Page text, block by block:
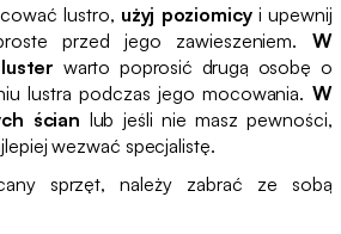
lustro, użyj poziomicyi upewnij
przed jego zawieszeniem. W
warto poprosić drugą osobę o
lustra podczas jego mocowania. W
ścian lub jeśli nie masz pewności,
wezwać specjalistę.
sprzęt, należy zabrać ze sobą